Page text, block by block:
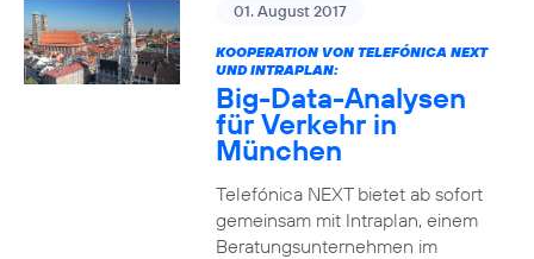
01. August 2017
KOOPERATION VON TELEFÓNICA NEXT
UND INTRAPLAN:
Big-Data-Analysen
für Verkehr in
München
Telefónica NEXT bietet ab sofort
gemeinsam mit Intraplan, einem
Beratungsunternehmen im